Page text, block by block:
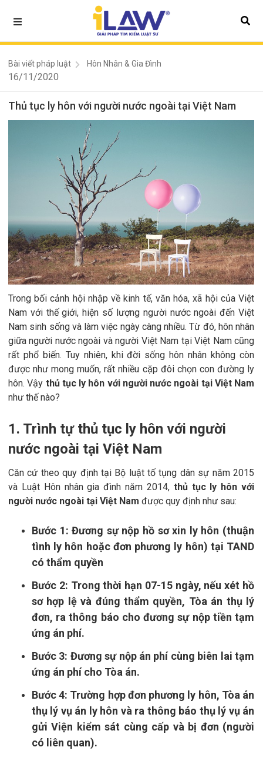
Bài viết pháp luật Hôn Nhân & Gia Đình
16/11/2020
Thủ tục ly hôn với người nước ngoài tại Việt Nam
Trong bối cảnh hội nhập về kinh tế, văn hóa, xã hội của Việt
Nam với thế giới, hiện số lượng người nước ngoài đến Việt
Nam sinh sống và làm việc ngày càng nhiều. Từ đó, hôn nhân
giữa người nước ngoài và người Việt Nam tại Việt Nam cũng
rất phổ biến. Tuy nhiên, khi đời sống hôn nhân không còn
được như mong muốn, rất nhiều cặp đôi chọn con đường ly
hôn. Vậy thủ tục ly hôn với người nước ngoài tại Việt Nam
như thế nào?
1. Trình tự thủ tục ly hôn với người
nước ngoài tại Việt Nam
Căn cứ theo quy định tại Bộ luật tố tụng dân sự năm 2015
và Luật Hôn nhân gia đình năm 2014, thủ tục ly hôn với
người nước ngoài tại Việt Nam được quy định như sau:
Bước 1: Đương sự nộp hồ sơ xin ly hôn (thuận
tình ly hôn hoặc đơn phương ly hôn) tại TAND
có thẩm quyền
Bước 2: Trong thời hạn 07-15 ngày, nếu xét hồ
sơ hợp lệ và đúng thẩm quyền, Tòa án thụ lý
đơn, ra thông báo cho đương sự nộp tiền tạm
ứng án phí.
Bước 3: Đương sự nộp án phí cùng biên lai tạm
ứng án phí cho Tòa án.
Bước 4: Trường hợp đơn phương ly hôn, Tòa án
thụ lý vụ án ly hôn và ra thông báo thụ lý vụ án
gửi Viện kiểm sát cùng cấp và bị đơn (người
có liên quan).